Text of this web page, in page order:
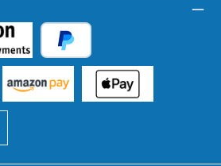
Später Bezahlen
Benutzerdefiniertes Bild 1